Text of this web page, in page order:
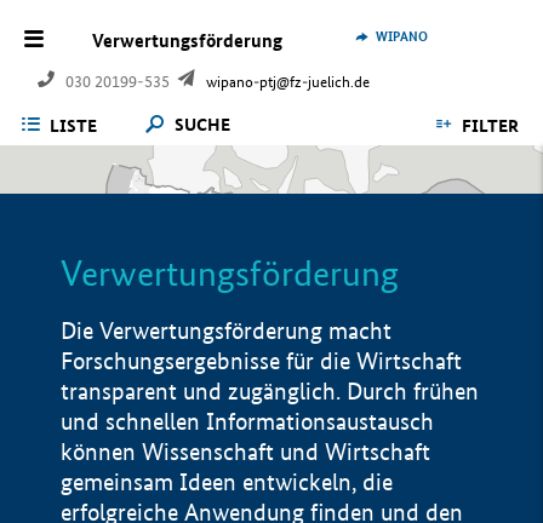
Verwertungsförderung
030 20199-535 wipano-ptj@fz-juelich.de
WIPANO
LISTE SUCHE FILTER
Verwertungsförderung
Die Verwertungsförderung macht
Forschungsergebnisse für die Wirtschaft
transparent und zugänglich. Durch frühen
und schnellen Informationsaustausch
können Wissenschaft und Wirtschaft
gemeinsam Ideen entwickeln, die
erfolgreiche Anwendung finden und den